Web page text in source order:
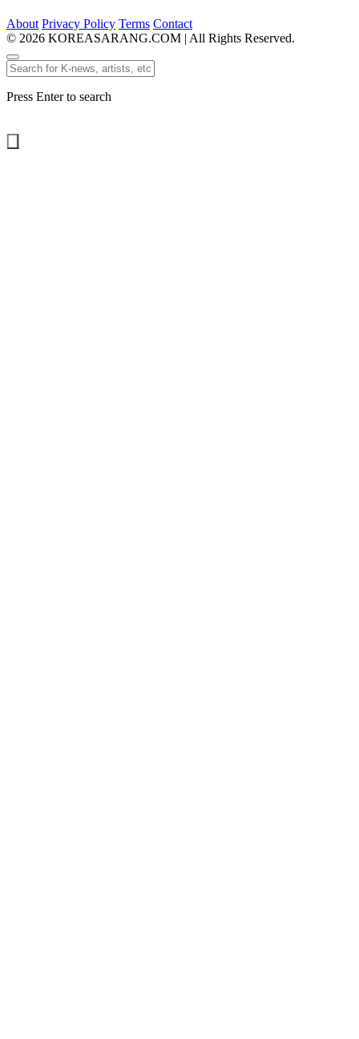
About Privacy Policy Terms Contact
© 2026 KOREASARANG.COM | All Rights Reserved.
Press Enter to search